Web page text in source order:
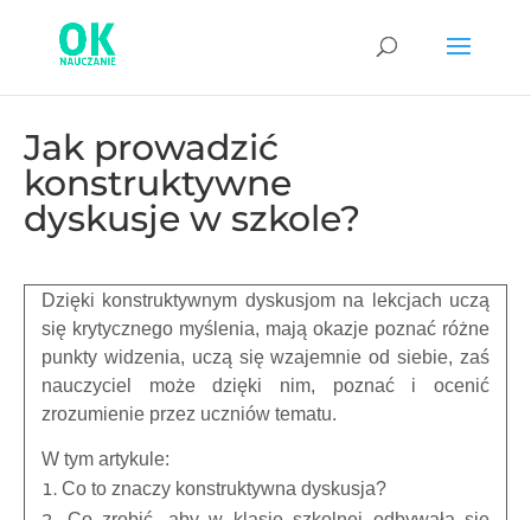
Jak prowadzić
konstruktywne
dyskusje w szkole?
Dzięki konstruktywnym dyskusjom na lekcjach uczą
się krytycznego myślenia, mają okazje poznać różne
punkty widzenia, uczą się wzajemnie od siebie, zaś
nauczyciel może dzięki nim, poznać i ocenić
zrozumienie przez uczniów tematu.
W tym artykule:
Co to znaczy konstruktywna dyskusja?